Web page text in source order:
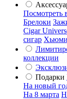
Посмотреть
Брелоки
Cigar
сигар
коллекции
Подарки
На новый
На 8 марта